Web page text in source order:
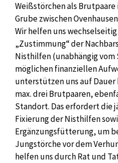
Weißstörchen als
Grube zwischen
Wir helfen uns
„Zustimmung“ der
Nisthilfen (unabhängig
möglichen finanziellen
unterstützen uns auf
max. drei Brutpaaren,
Standort. Das erfordert die
Fixierung der Nisthilfen
Ergänzungsfütterung, um
Jungstörche vor dem
helfen uns durch Rat und